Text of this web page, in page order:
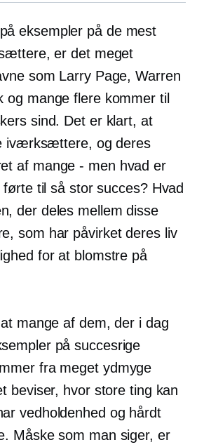
eksempler på de mest
er det meget
som Larry Page, Warren
og mange flere kommer til
sind. Det er klart, at
iværksættere, og deres
af mange - men hvad er
til så stor succes? Hvad
der deles mellem disse
som har påvirket deres liv
for at blomstre på
mange af dem, der i dag
på succesrige
fra meget ydmyge
beviser, hvor store ting kan
vedholdenhed og hårdt
Måske som man siger, er